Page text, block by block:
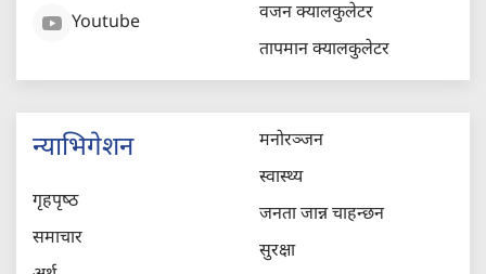
Youtube
वजन क्यालकुलेटर
तापमान क्यालकुलेटर
न्याभिगेशन
गृहपृष्‍ठ
समाचार
मनोरञ्जन
स्वास्थ्य
जनता जान्न चाहन्छन
सुरक्षा